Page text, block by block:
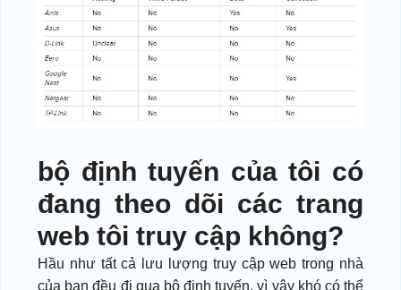
bộ định tuyến của tôi có
đang theo dõi các trang
web tôi truy cập không?
Hầu như tất cả lưu lượng truy cập web trong nhà
của bạn đều đi qua bộ định tuyến, vì vậy khó có thể